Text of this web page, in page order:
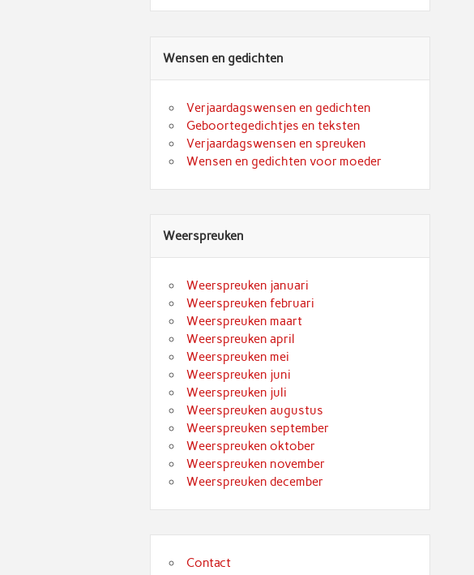
Wensen en gedichten
Verjaardagswensen en gedichten
Geboortegedichtjes en teksten
Verjaardagswensen en spreuken
Wensen en gedichten voor moeder
Weerspreuken
Weerspreuken januari
Weerspreuken februari
Weerspreuken maart
Weerspreuken april
Weerspreuken mei
Weerspreuken juni
Weerspreuken juli
Weerspreuken augustus
Weerspreuken september
Weerspreuken oktober
Weerspreuken november
Weerspreuken december
Contact